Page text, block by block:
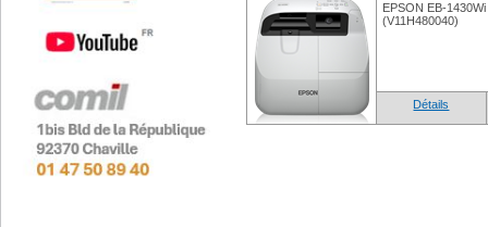
EPSON EB-
(V11H480040)
Détails